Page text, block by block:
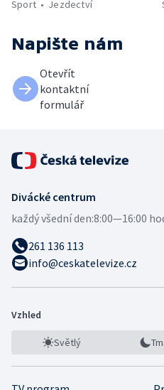
Sport
Jezdectví
Napište nám
Otevřít
kontaktní
formulář
Divácké centrum
každý všední den:8:00—16:00
261 136 113
info@ceskatelevize.cz
Vzhled
Světlý